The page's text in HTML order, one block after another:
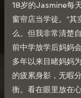
18岁的Jasmine每
窗帘店当学徒。“
么。但我非常清楚
前中学放学后妈妈
多年以来目睹妈妈
的疲累身影，无暇
衡。看在眼里放在